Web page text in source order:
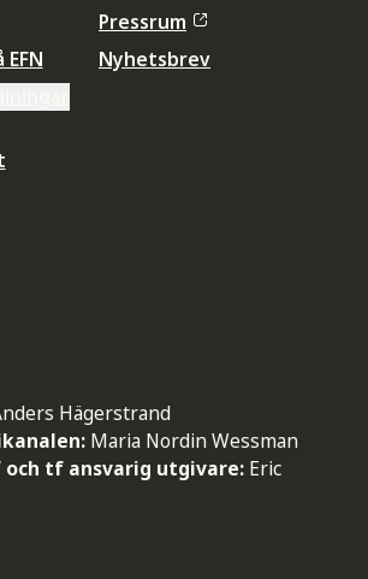
Pressrum
Nyhetsbrev
Hägerstrand
Maria Nordin Wessman
och tf ansvarig utgivare: Eric